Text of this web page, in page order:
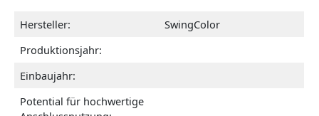
Hersteller:
SwingColor
Produktionsjahr:
Einbaujahr:
Potential für hochwertige